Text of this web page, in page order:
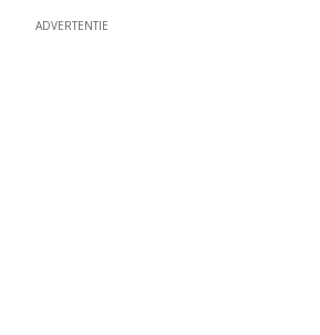
ADVERTENTIE